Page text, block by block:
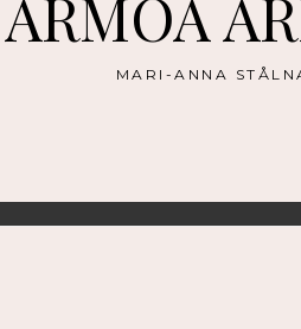
ARMOA
MARI-ANNA